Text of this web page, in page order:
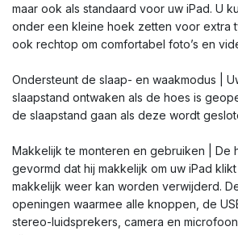
maar ook als standaard voor uw iPad. U
onder een kleine hoek zetten voor extra
ook rechtop om comfortabel foto’s en
Ondersteunt de slaap- en waakmodus |
slaapstand ontwaken als de hoes is
de slaapstand gaan als deze wordt
Makkelijk te monteren en gebruiken | De
gevormd dat hij makkelijk om uw iPad
makkelijk weer kan worden verwijderd.
openingen waarmee alle knoppen, de
stereo-luidsprekers, camera en